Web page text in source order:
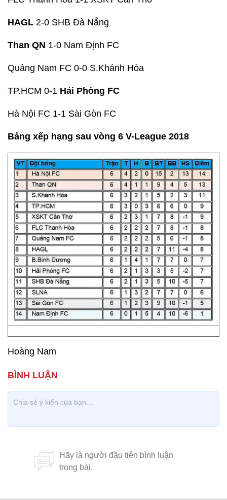
HAGL 2-0 SHB Đà Nẵng
Than QN 1-0 Nam Định FC
Quảng Nam FC 0-0 S.Khánh Hòa
TP.HCM 0-1 Hải Phòng FC
Hà Nội FC 1-1 Sài Gòn FC
Bảng xếp hạng sau vòng 6 V-League 2018
Hoàng Nam